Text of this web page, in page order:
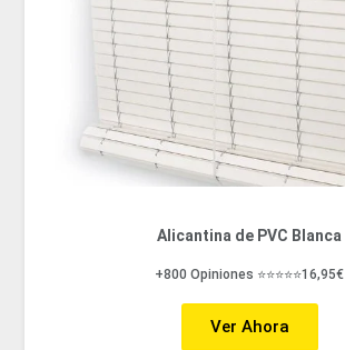
Alicantina de PVC Blanca
+800 Opiniones ⭐⭐⭐⭐⭐16,95€
Ver Ahora